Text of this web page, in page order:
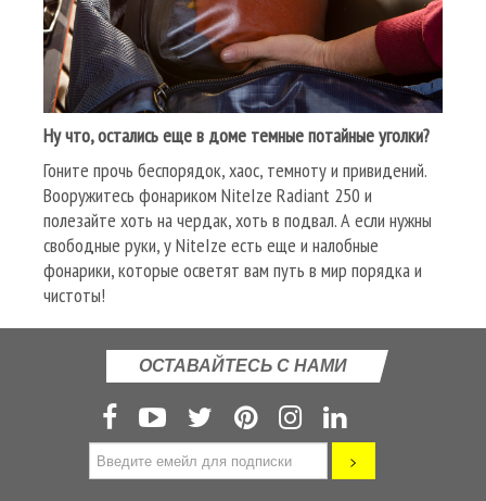
Ну что, остались еще в доме темные потайные уголки?
Гоните прочь беспорядок, хаос, темноту и привидений.
Вооружитесь фонариком NiteIze Radiant 250 и
полезайте хоть на чердак, хоть в подвал. А если нужны
свободные руки, у NiteIze есть еще и налобные
фонарики, которые осветят вам путь в мир порядка и
чистоты!
ОСТАВАЙТЕСЬ С НАМИ